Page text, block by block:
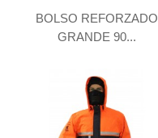
BOLSO REFORZADO
GRANDE 90...